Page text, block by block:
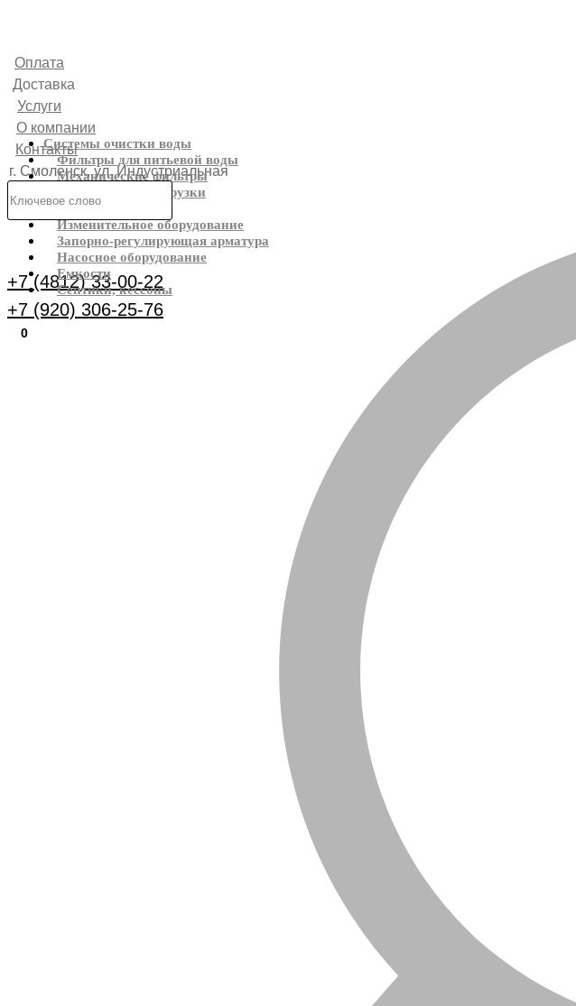
Оплата
Доставка
Услуги
О компании
Контакты
г. Смоленск, ул. Индустриальная
Каталог
+7 (4812) 33-00-22
+7 (920) 306-25-76
0
Системы очистки воды
Фильтры для питьевой воды
Механические фильтры
Фильтрующие загрузки
Реагенты
Изменительное оборудование
Запорно-регулирующая арматура
Насосное оборудование
Емкости
Септики, кессоны